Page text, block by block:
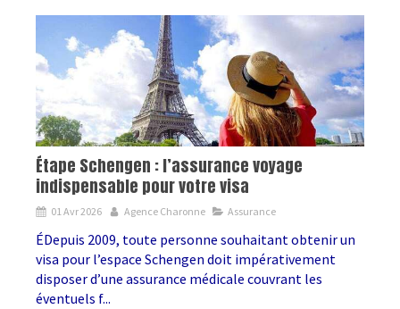
Étape Schengen : l’assurance voyage
indispensable pour votre visa
01 Avr 2026 Agence Charonne Assurance
ÉDepuis 2009, toute personne souhaitant obtenir un
visa pour l’espace Schengen doit impérativement
disposer d’une assurance médicale couvrant les
éventuels f...